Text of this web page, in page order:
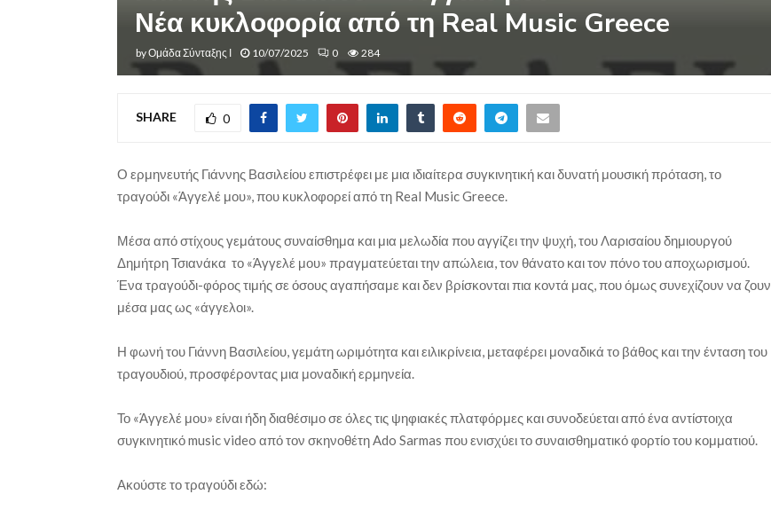
Νέα κυκλοφορία από τη Real Music Greece
byΟμάδα Σύνταξης Ι 10/07/2025 0 284
SHARE 0
Ο ερμηνευτής Γιάννης Βασιλείου επιστρέφει με μια ιδιαίτερα συγκινητική και δυνατή μουσική πρόταση, το
τραγούδι «Άγγελέ μου», που κυκλοφορεί από τη Real Music Greece.
Μέσα από στίχους γεμάτους συναίσθημα και μια μελωδία που αγγίζει την ψυχή, του Λαρισαίου δημιουργού
Δημήτρη Τσιανάκα το «Άγγελέ μου» πραγματεύεται την απώλεια, τον θάνατο και τον πόνο του αποχωρισμού.
Ένα τραγούδι-φόρος τιμής σε όσους αγαπήσαμε και δεν βρίσκονται πια κοντά μας, που όμως συνεχίζουν να ζουν
μέσα μας ως «άγγελοι».
Η φωνή του Γιάννη Βασιλείου, γεμάτη ωριμότητα και ειλικρίνεια, μεταφέρει μοναδικά το βάθος και την ένταση του
τραγουδιού, προσφέροντας μια μοναδική ερμηνεία.
Το «Άγγελέ μου» είναι ήδη διαθέσιμο σε όλες τις ψηφιακές πλατφόρμες και συνοδεύεται από ένα αντίστοιχα
συγκινητικό music video από τον σκηνοθέτη Ado Sarmas που ενισχύει το συναισθηματικό φορτίο του κομματιού.
Ακούστε το τραγούδι εδώ: